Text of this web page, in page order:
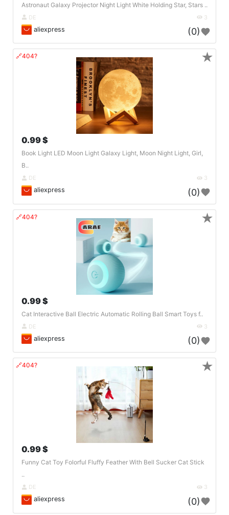
Astronaut Galaxy Projector Night Light White Holding Star, Stars ..
DE 3
aliexpress (0)
🔗404?
0.99 $
Book Light LED Moon Light Galaxy Light, Moon Night Light, Girl,
B..
DE 3
aliexpress (0)
★
🔗404?
0.99 $
Cat Interactive Ball Electric Automatic Rolling Ball Smart Toys f..
DE 3
aliexpress (0)
★
🔗404?
0.99 $
Funny Cat Toy Folorful Fluffy Feather With Bell Sucker Cat Stick
..
DE 3
aliexpress (0)
★